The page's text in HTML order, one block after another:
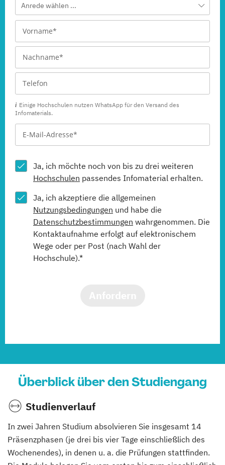
Anrede wählen ...
Einige Hochschulen nutzen WhatsApp für den Versand des
Infomaterials.
Ja, ich möchte noch von bis zu drei weiteren
Hochschulen passendes Infomaterial erhalten.
Ja, ich akzeptiere die allgemeinen
Nutzungsbedingungen und habe die
Datenschutzbestimmungen wahrgenommen. Die
Kontaktaufnahme erfolgt auf elektronischem
Wege oder per Post (nach Wahl der
Hochschule).*
Überblick über den Studiengang
Studienverlauf
In zwei Jahren Studium absolvieren Sie insgesamt 14
Präsenzphasen (je drei bis vier Tage einschließlich des
Wochenendes), in denen u. a. die Prüfungen stattfinden.